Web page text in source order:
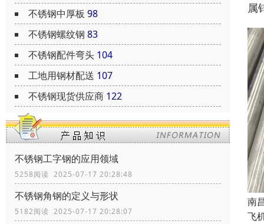
不锈钢中厚板 98
不锈钢螺纹钢 83
不锈钢配件弯头 104
工地用钢材配送 107
不锈钢现货供应商 122
不锈钢工字钢的应用领域
5258阅读 2025-07-17 20:28:48
不锈钢角钢的定义与形状
5182阅读 2025-07-17 20:28:07
属
南
飞